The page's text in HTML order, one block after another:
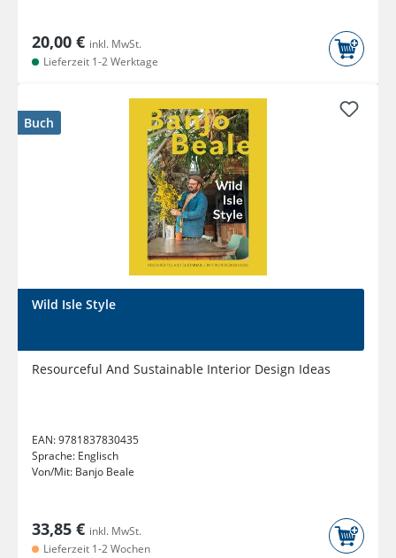
20,00 € inkl. MwSt.
Lieferzeit 1-2 Werktage
Buch
Wild Isle Style
Resourceful And Sustainable Interior Design Ideas
EAN:9781837830435
Sprache: Englisch
Von/Mit: Banjo Beale
33,85 € inkl. MwSt.
Lieferzeit 1-2 Wochen